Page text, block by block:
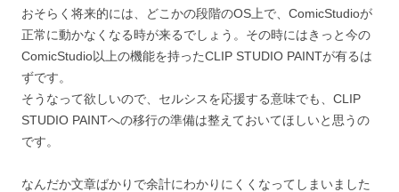
おそらく将来的には、どこかの段階のOS上で、ComicStudioが
正常に動かなくなる時が来るでしょう。その時にはきっと今の
ComicStudio以上の機能を持ったCLIP STUDIO PAINTが有るは
ずです。
そうなって欲しいので、セルシスを応援する意味でも、CLIP
STUDIO PAINTへの移行の準備は整えておいてほしいと思うの
です。
なんだか文章ばかりで余計にわかりにくくなってしまいました